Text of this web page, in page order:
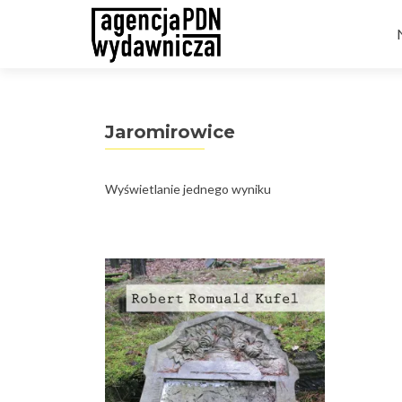
Jaromirowice
Wyświetlanie jednego wyniku